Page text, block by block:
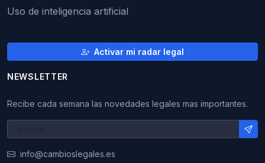
Uso de inteligencia artificial
Activar mi radar legal
NEWSLETTER
Recibe cada semana las novedades legales mas importantes.
info@cambioslegales.es